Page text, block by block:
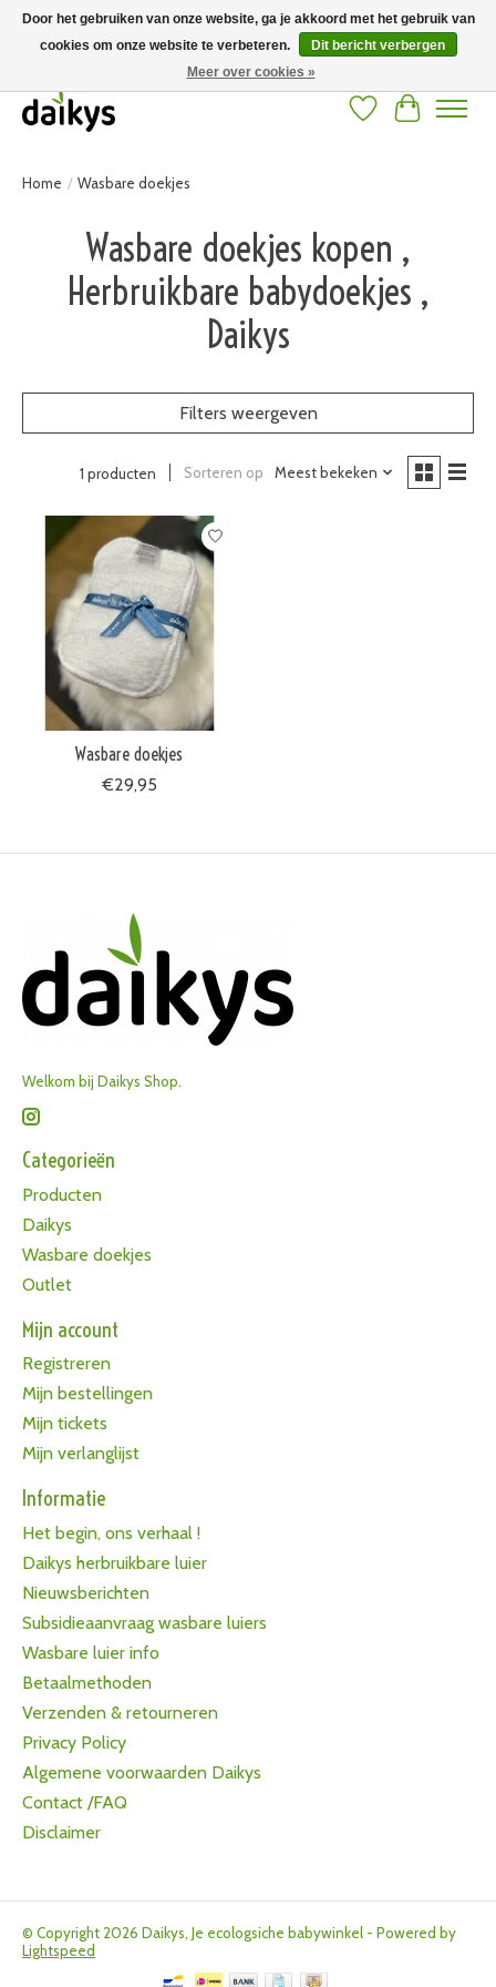
Grote keuze aan producten en snelle verzending! Gratis verzending vanaf 50
Verlanglijst
Home / Wasbare doekjes
Wasbare doekjes kopen ,
Herbruikbare babydoekjes ,
Daikys
Filters weergeven
1 producten Sorteren op Meest bekeken
Wasbare doekjes
€29,95
Welkom bij Daikys Shop.
Categorieën
Producten
Daikys
Wasbare doekjes
Outlet
Mijn account
Registreren
Mijn bestellingen
Mijn tickets
Mijn verlanglijst
Informatie
Het begin, ons verhaal !
Daikys herbruikbare luier
Nieuwsberichten
Subsidieaanvraag wasbare luiers
Wasbare luier info
Betaalmethoden
Verzenden & retourneren
Privacy Policy
Algemene voorwaarden Daikys
Contact /FAQ
Disclaimer
© Copyright 2026 Daikys, Je ecologsiche babywinkel - Powered by
Lightspeed
Door het gebruiken van onze website, ga je akkoord met het gebruik van
cookies om onze website te verbeteren.
Dit bericht verbergen
Meer over cookies »